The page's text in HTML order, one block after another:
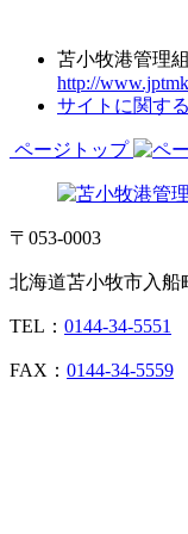
苫小牧港管理
http://
サイトに関す
ページトップ
〒053-0003
北海道苫小牧市入船
TEL： 0144-34-5551
FAX： 0144-34-5559